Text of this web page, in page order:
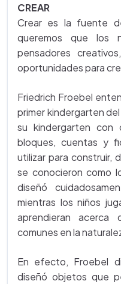
CREAR
Crear es la fuente
queremos que los
pensadores
oportunidades para
Friedrich Froebel
primer kindergarten
su kindergarten con
bloques, cuentas y
utilizar para construir,
se conocieron como
diseñó
mientras los niños
aprendieran
comunes en la
En efecto, Froebel
diseñó objetos que